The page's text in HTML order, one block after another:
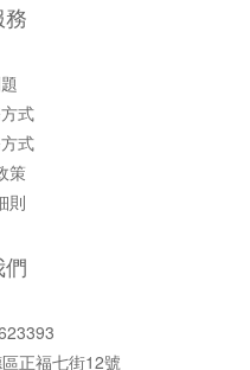
務
式
式
策
則
們
正福七街12號